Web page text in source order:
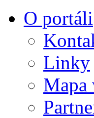
O portáli
Linky
Mapa